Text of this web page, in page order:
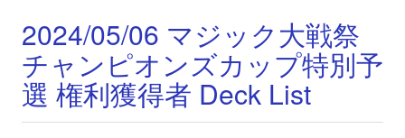
2024/05/06 マジック大戦祭
チャンピオンズカップ特別予
選 権利獲得者 Deck List